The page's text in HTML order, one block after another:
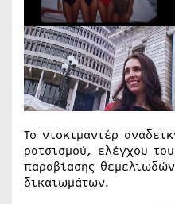
Το ντοκιμαντέρ
ρατσισμού, ελέγχου
παραβίασης
δικαιωμάτων.